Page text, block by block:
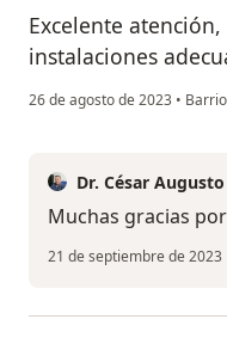
Excelente
instalaciones
26 de agosto de 2023 •
Dr. César
Muchas gracias
21 de septiembre de 2023